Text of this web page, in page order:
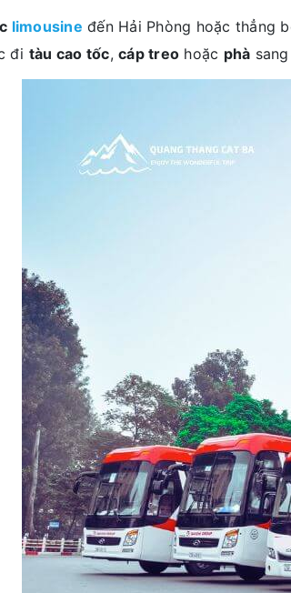
limousine đến Hải Phòng hoặc thẳng
đi tàu cao tốc, cáp treo hoặc phà